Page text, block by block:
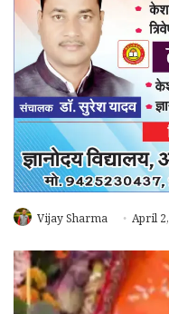
Vijay Sharma April